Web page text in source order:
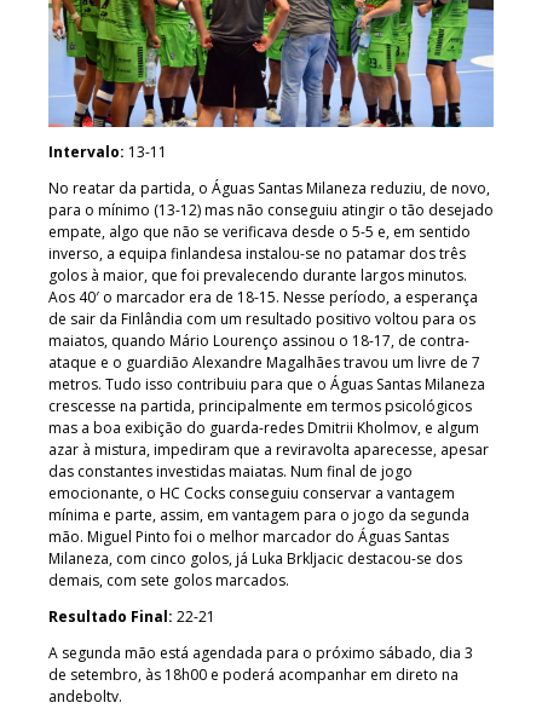
Intervalo: 13-11
No reatar da partida, o Águas Santas Milaneza reduziu, de novo,
para o mínimo (13-12) mas não conseguiu atingir o tão desejado
empate, algo que não se verificava desde o 5-5 e, em sentido
inverso, a equipa finlandesa instalou-se no patamar dos três
golos à maior, que foi prevalecendo durante largos minutos.
Aos 40′ o marcador era de 18-15. Nesse período, a esperança
de sair da Finlândia com um resultado positivo voltou para os
maiatos, quando Mário Lourenço assinou o 18-17, de contra-
ataque e o guardião Alexandre Magalhães travou um livre de 7
metros. Tudo isso contribuiu para que o Águas Santas Milaneza
crescesse na partida, principalmente em termos psicológicos
mas a boa exibição do guarda-redes Dmitrii Kholmov, e algum
azar à mistura, impediram que a reviravolta aparecesse, apesar
das constantes investidas maiatas. Num final de jogo
emocionante, o HC Cocks conseguiu conservar a vantagem
mínima e parte, assim, em vantagem para o jogo da segunda
mão. Miguel Pinto foi o melhor marcador do Águas Santas
Milaneza, com cinco golos, já Luka Brkljacic destacou-se dos
demais, com sete golos marcados.
Resultado Final: 22-21
A segunda mão está agendada para o próximo sábado, dia 3
de setembro, às 18h00 e poderá acompanhar em direto na
andeboltv.